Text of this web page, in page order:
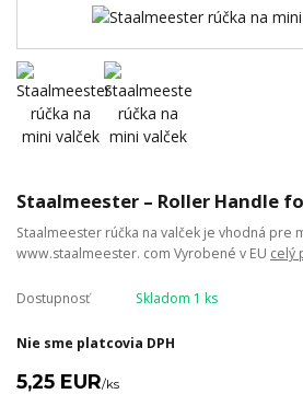
Staalmeester – Roller Handle
Staalmeester rúčka na valček je vhodná pre
www.staalmeester. com Vyrobené v EU celý
Dostupnosť Skladom 1 ks
Nie sme platcovia DPH
5,25 EUR/ks